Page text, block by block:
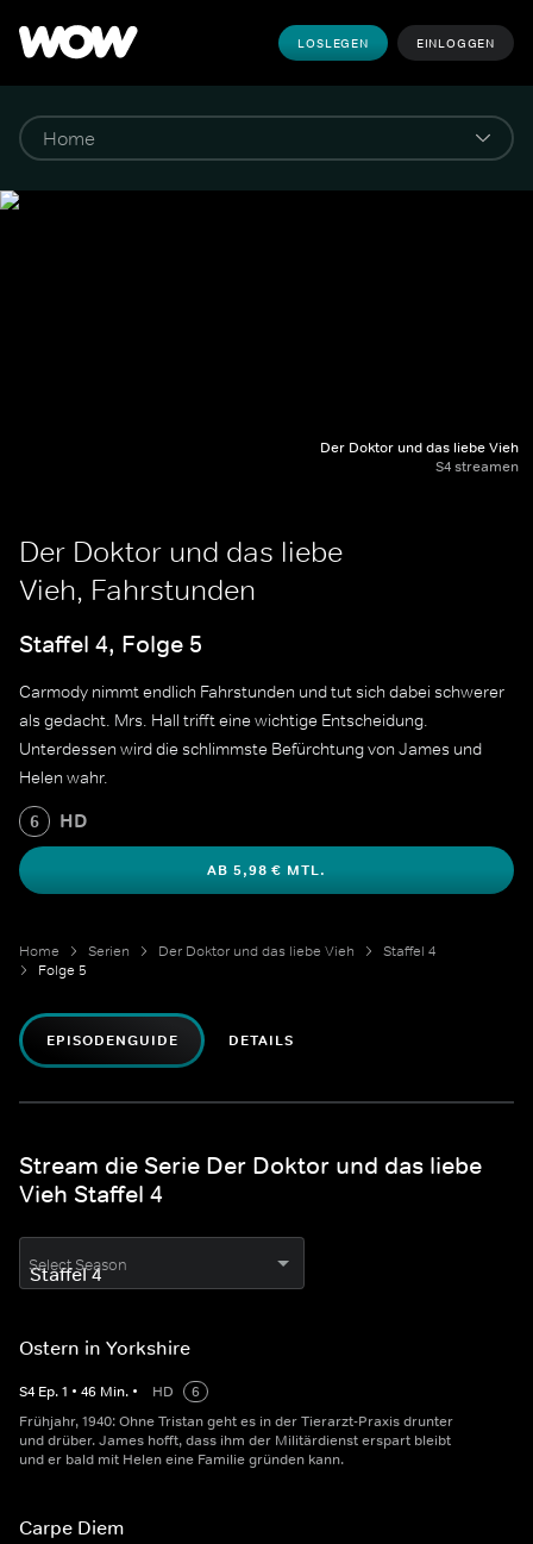
LOSLEGEN EINLOGGEN
Der Doktor und das liebe Vieh
S4 streamen
Der Doktor und das liebe
Vieh, Fahrstunden
Staffel 4, Folge 5
Carmody nimmt endlich Fahrstunden und tut sich dabei schwerer
als gedacht. Mrs. Hall trifft eine wichtige Entscheidung.
Unterdessen wird die schlimmste Befürchtung von James und
Helen wahr.
6 HD
AB 5,98 € MTL.
Home Serien Der Doktor und das liebe Vieh
Staffel 4
Folge 5
EPISODENGUIDE DETAILS
Stream die Serie Der Doktor und das liebe
Vieh Staffel 4
Select Season
Ostern in Yorkshire
S4 Ep.1 • 46 Min. • HD
6
Frühjahr, 1940: Ohne Tristan geht es in der Tierarzt-Praxis drunter
und drüber. James hofft, dass ihm der Militärdienst erspart bleibt
und er bald mit Helen eine Familie gründen kann.
Carpe Diem